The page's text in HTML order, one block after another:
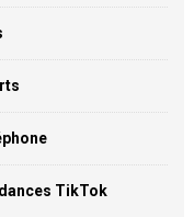
TikTok